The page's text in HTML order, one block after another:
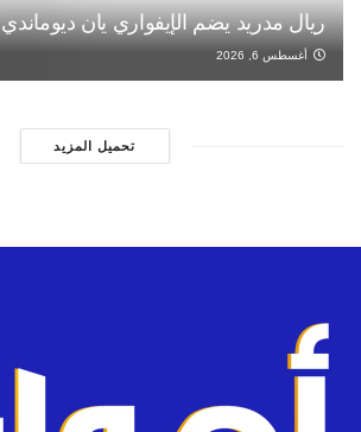
ريال مدريد يضم الإيفواري يان ديوماندي
أغسطس 6, 2026
تحميل المزيد